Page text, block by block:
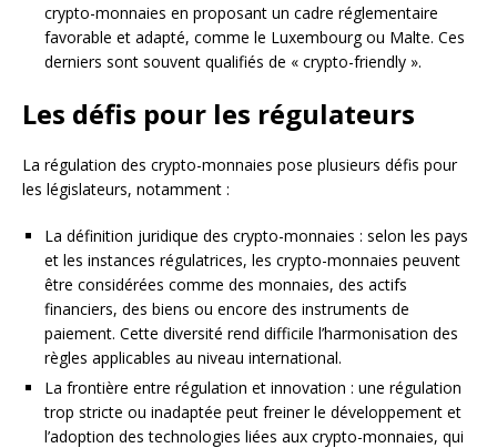
crypto-monnaies en proposant un cadre réglementaire
favorable et adapté, comme le Luxembourg ou Malte. Ces
derniers sont souvent qualifiés de « crypto-friendly ».
Les défis pour les régulateurs
La régulation des crypto-monnaies pose plusieurs défis pour
les législateurs, notamment :
La définition juridique des crypto-monnaies : selon les pays
et les instances régulatrices, les crypto-monnaies peuvent
être considérées comme des monnaies, des actifs
financiers, des biens ou encore des instruments de
paiement. Cette diversité rend difficile l’harmonisation des
règles applicables au niveau international.
La frontière entre régulation et innovation : une régulation
trop stricte ou inadaptée peut freiner le développement et
l’adoption des technologies liées aux crypto-monnaies, qui